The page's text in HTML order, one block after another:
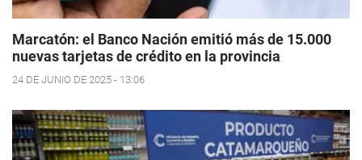
Marcatón: el Banco Nación emitió más de 15.000
nuevas tarjetas de crédito en la provincia
24 DE JUNIO DE 2025 - 13:06